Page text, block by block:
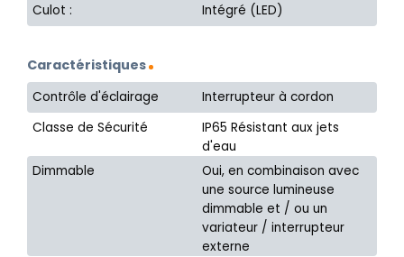
Culot : Intégré (LED)
Caractéristiques
Contrôle d'éclairage
Interrupteur à cordon
Classe de Sécurité
IP65 Résistant aux jets
d'eau
Dimmable
Oui, en combinaison avec
une source lumineuse
dimmable et / ou un
variateur / interrupteur
externe